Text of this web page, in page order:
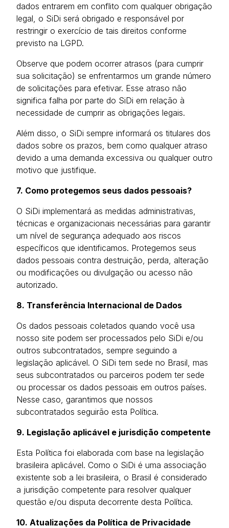
dados entrarem em conflito com qualquer obrigação
legal, o SiDi será obrigado e responsável por
restringir o exercício de tais direitos conforme
previsto na LGPD.
Observe que podem ocorrer atrasos (para cumprir
sua solicitação) se enfrentarmos um grande número
de solicitações para efetivar. Esse atraso não
significa falha por parte do SiDi em relação à
necessidade de cumprir as obrigações legais.
Além disso, o SiDi sempre informará os titulares dos
dados sobre os prazos, bem como qualquer atraso
devido a uma demanda excessiva ou qualquer outro
motivo que justifique.
7. Como protegemos seus dados pessoais?
O SiDi implementará as medidas administrativas,
técnicas e organizacionais necessárias para garantir
um nível de segurança adequado aos riscos
específicos que identificamos. Protegemos seus
dados pessoais contra destruição, perda, alteração
ou modificações ou divulgação ou acesso não
autorizado.
8. Transferência Internacional de Dados
Os dados pessoais coletados quando você usa
nosso site podem ser processados pelo SiDi e/ou
outros subcontratados, sempre seguindo a
legislação aplicável. O SiDi tem sede no Brasil, mas
seus subcontratados ou parceiros podem ter sede
ou processar os dados pessoais em outros países.
Nesse caso, garantimos que nossos
subcontratados seguirão esta Política.
9. Legislação aplicável e jurisdição competente
Esta Política foi elaborada com base na legislação
brasileira aplicável. Como o SiDi é uma associação
existente sob a lei brasileira, o Brasil é considerado
a jurisdição competente para resolver qualquer
questão e/ou disputa decorrente desta Política.
10. Atualizações da Política de Privacidade